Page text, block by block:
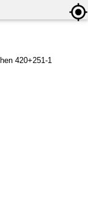
420+251-1